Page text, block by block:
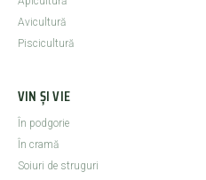
Avicultură
Piscicultură
VIN ȘI VIE
În podgorie
În cramă
Soiuri de struguri